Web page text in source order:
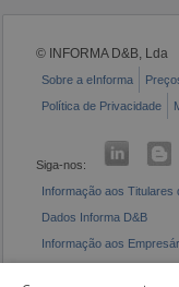
© INFORMA D&B, Lda
Sobre a eInforma
Política de Privacidade
Siga-nos:
Informação aos Titulares
Dados Informa D&B
Informação aos